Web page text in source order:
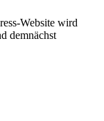
Website wird
demnächst